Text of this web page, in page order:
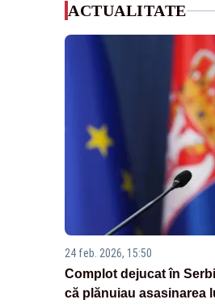
ACTUALITATE
24 feb. 2026, 15:50
Complot dejucat în
că plănuiau asasinarea